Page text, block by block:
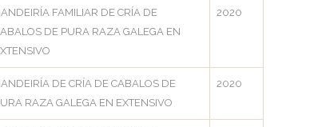
FAMILIAR DE CRÍA DE
DE PURA RAZA GALEGA EN
2020
DE CRÍA DE CABALOS DE
RAZA GALEGA EN EXTENSIVO
2020